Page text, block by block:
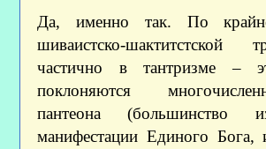
Да, именно так. По
шиваистско-шактитстской
частично в тантризме –
поклоняются
пантеона (большинство
манифестации Единого Бога,